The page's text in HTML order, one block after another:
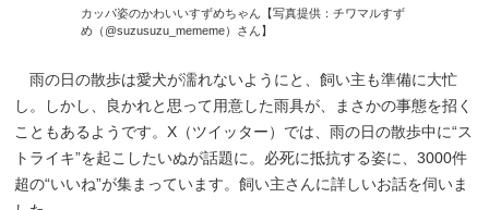
カッパ姿のかわいいすずめちゃん【写真提供：チワマルすず
め（@suzusuzu_mememe）さん】
雨の日の散歩は愛犬が濡れないようにと、飼い主も準備に大忙
し。しかし、良かれと思って用意した雨具が、まさかの事態を招く
こともあるようです。X（ツイッター）では、雨の日の散歩中に“ス
トライキ”を起こしたいぬが話題に。必死に抵抗する姿に、3000件
超の“いいね”が集まっています。飼い主さんに詳しいお話を伺いま